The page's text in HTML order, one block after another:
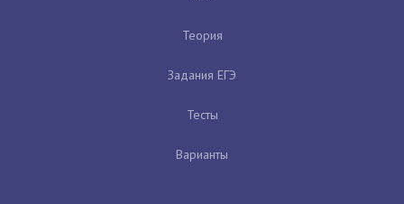
Теория
Задания ЕГЭ
Тесты
Варианты